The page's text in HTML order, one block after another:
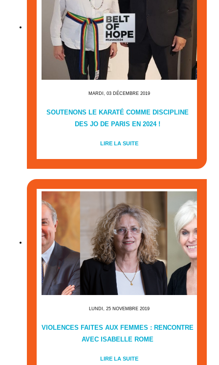
MARDI, 03 DÉCEMBRE 2019
SOUTENONS LE KARATÉ COMME DISCIPLINE
DES JO DE PARIS EN 2024 !
LIRE LA SUITE
LUNDI, 25 NOVEMBRE 2019
VIOLENCES FAITES AUX FEMMES : RENCONTRE
AVEC ISABELLE ROME
LIRE LA SUITE